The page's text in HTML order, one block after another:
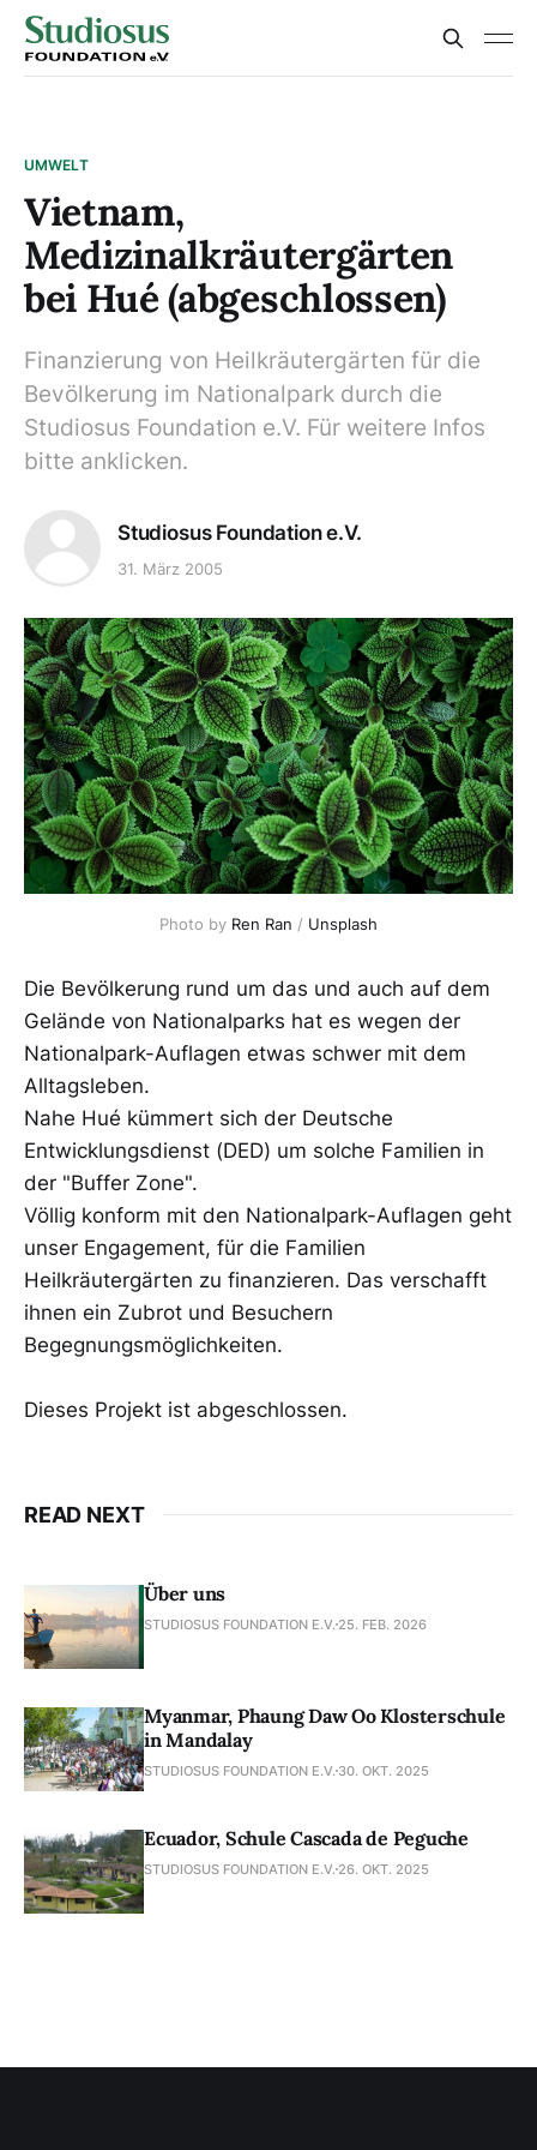
UMWELT
Vietnam,
Medizinalkräutergärten
bei Hué (abgeschlossen)
Finanzierung von Heilkräutergärten für die
Bevölkerung im Nationalpark durch die
Studiosus Foundation e.V. Für weitere Infos
bitte anklicken.
Studiosus Foundation e.V.
31. März 2005
Photo by Ren Ran / Unsplash
Die Bevölkerung rund um das und auch auf dem
Gelände von Nationalparks hat es wegen der
Nationalpark-Auflagen etwas schwer mit dem
Alltagsleben.
Nahe Hué kümmert sich der Deutsche
Entwicklungsdienst (DED) um solche Familien in
der "Buffer Zone".
Völlig konform mit den Nationalpark-Auflagen geht
unser Engagement, für die Familien
Heilkräutergärten zu finanzieren. Das verschafft
ihnen ein Zubrot und Besuchern
Begegnungsmöglichkeiten.
Dieses Projekt ist abgeschlossen.
READ NEXT
Über uns
STUDIOSUS FOUNDATION E.V. 25. FEB. 2026
Myanmar, Phaung Daw Oo Klosterschule
in Mandalay
STUDIOSUS FOUNDATION E.V. 30. OKT. 2025
Ecuador, Schule Cascada de Peguche
STUDIOSUS FOUNDATION E.V. 26. OKT. 2025